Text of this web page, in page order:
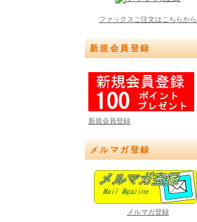
ファックスご注文はこちらから
新規会員登録
新規会員登録
メルマガ登録
メルマガ登録